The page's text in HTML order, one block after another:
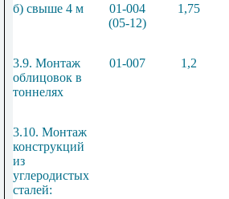
б) свыше 4 м
01-004
(05-12)
1,75
3.9. Монтаж
облицовок в
тоннелях
01-007 1,2
3.10. Монтаж
конструкций
из
углеродистых
сталей: